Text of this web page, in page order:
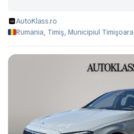
AutoKlass.ro
Rumania, Timiş, Municipiul Timişoara